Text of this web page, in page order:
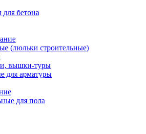
бетона
(люльки строительные)
вышки-туры
для арматуры
для пола